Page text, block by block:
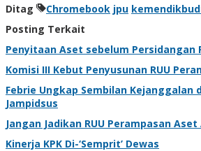
Ditag Chromebook jpu
Posting Terkait
Penyitaan Aset sebelum Persidangan
Komisi III Kebut Penyusunan RUU
Febrie Ungkap Sembilan Kejanggalan
Jampidsus
Jangan Jadikan RUU Perampasan
Kinerja KPK Di-‘Semprit’ Dewas